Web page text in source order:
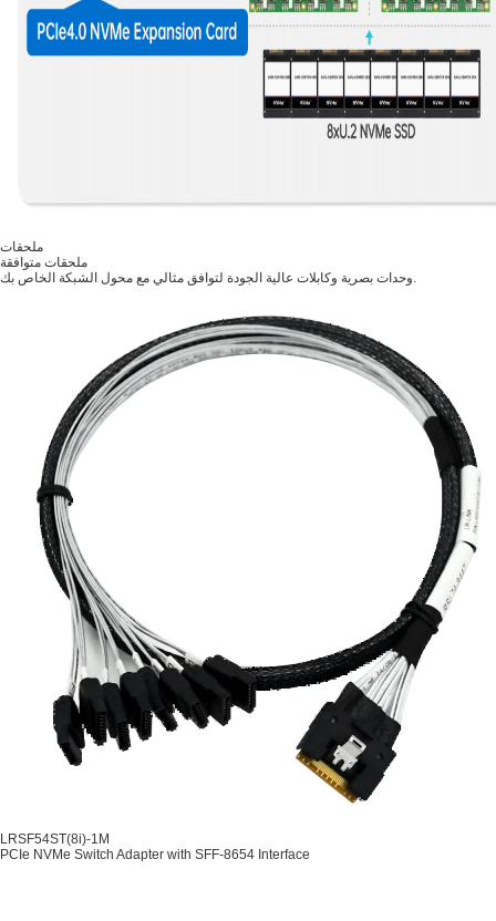
ملحقات
ملحقات متوافقة
وحدات بصرية وكابلات عالية الجودة لتوافق مثالي مع محول الشبكة الخاص بك.
LRSF54ST(8i)-1M
PCIe NVMe Switch Adapter with SFF-8654 Interface